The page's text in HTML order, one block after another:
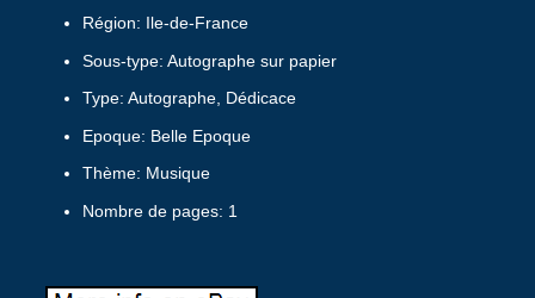
Région: Ile-de-France
Sous-type: Autographe sur papier
Type: Autographe, Dédicace
Epoque: Belle Epoque
Thème: Musique
Nombre de pages: 1